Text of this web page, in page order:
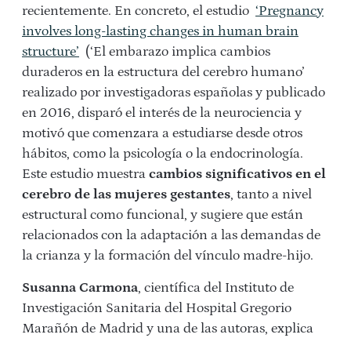
recientemente. En concreto, el estudio ‘Pregnancy
involves long-lasting changes in human brain
structure’ (‘El embarazo implica cambios
duraderos en la estructura del cerebro humano’
realizado por investigadoras españolas y publicado
en 2016, disparó el interés de la neurociencia y
motivó que comenzara a estudiarse desde otros
hábitos, como la psicología o la endocrinología.
Este estudio muestra cambios significativos en el
cerebro de las mujeres gestantes, tanto a nivel
estructural como funcional, y sugiere que están
relacionados con la adaptación a las demandas de
la crianza y la formación del vínculo madre-hijo.
Susanna Carmona, científica del Instituto de
Investigación Sanitaria del Hospital Gregorio
Marañón de Madrid y una de las autoras, explica